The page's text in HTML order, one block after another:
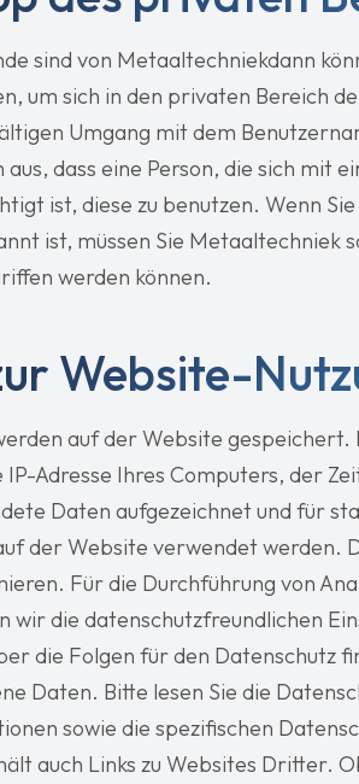
sind von Metaaltechniekdann
um sich in den privaten Bereich
Umgang mit dem
dass eine Person, die sich mit
ist, diese zu benutzen. Wenn
ist, müssen Sie Metaaltechniek
werden können.
Website-
auf der Website gespeichert.
IP-Adresse Ihres Computers, der
Daten aufgezeichnet und für
der Website verwendet werden.
Für die Durchführung von
wir die datenschutzfreundlichen
die Folgen für den Datenschutz
Daten. Bitte lesen Sie die
sowie die spezifischen
auch Links zu Websites Dritter.